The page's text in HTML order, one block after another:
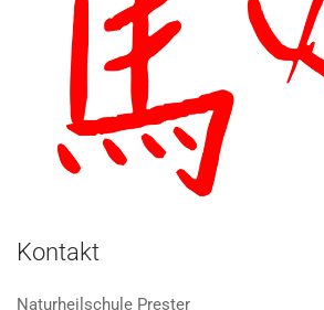
Kontakt
Naturheilschule Prester